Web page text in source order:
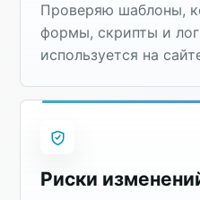
Проверяю шаблоны,
формы, скрипты и
используется на
Риски